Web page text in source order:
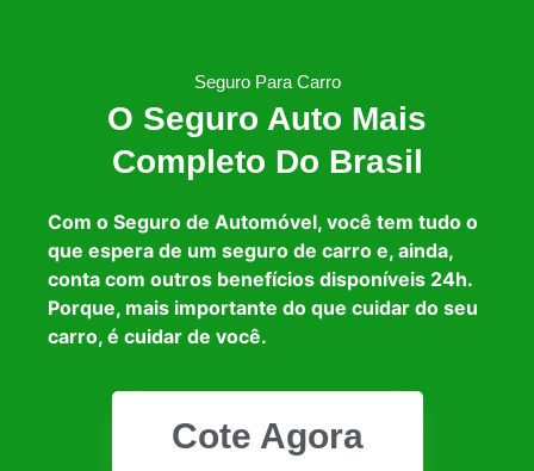
Seguro Para Carro
O Seguro Auto Mais
Completo Do Brasil
Com o Seguro de Automóvel, você tem tudo o
que espera de um seguro de carro e, ainda,
conta com outros benefícios disponíveis 24h.
Porque, mais importante do que cuidar do seu
carro, é cuidar de você.
Cote Agora